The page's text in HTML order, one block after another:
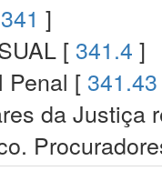
341 ]
[ 341.4 ]
Penal [ 341.43
da Justiça